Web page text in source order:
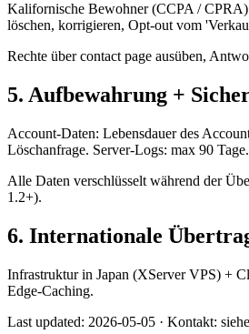
Kalifornische Bewohner (CCPA /
löschen, korrigieren, Opt-out vom
Rechte über contact page ausüben,
5. Aufbewahrung +
Account-Daten: Lebensdauer des
Löschanfrage. Server-Logs: max 90 Tage.
Alle Daten verschlüsselt während der
1.2+).
6. Internationale
Infrastruktur in Japan (XServer VPS) +
Edge-Caching.
Last updated: 2026-05-05 · Kontakt: